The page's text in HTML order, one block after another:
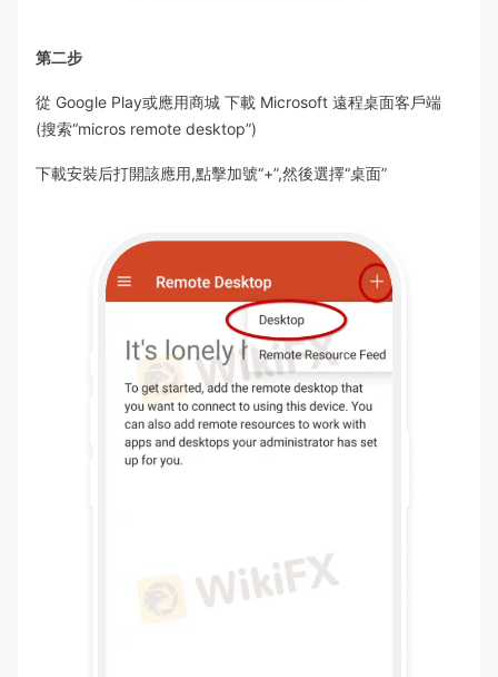
第二步
從 Google Play或應用商城 下載 Microsoft 遠程桌面客戶端
(搜索“micros remote desktop”)
下載安裝后打開該應用,點擊加號“+”,然後選擇“桌面”